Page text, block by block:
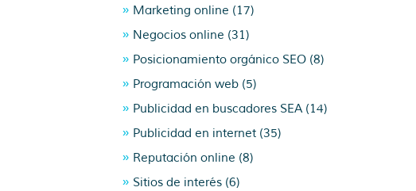
Marketing online (17)
Negocios online (31)
Posicionamiento orgánico SEO (8)
Programación web (5)
Publicidad en buscadores SEA(14)
Publicidad en internet (35)
Reputación online (8)
Sitios de interés (6)